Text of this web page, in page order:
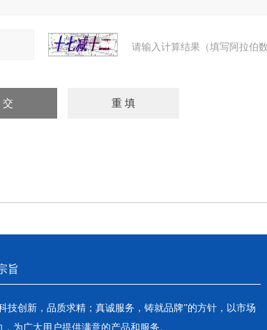
请输入计算结果（填写阿拉伯
旨
技创新，品质求精；真诚服务，铸就品牌”的方针，以市场
，为广大用户提供满意的产品和服务。